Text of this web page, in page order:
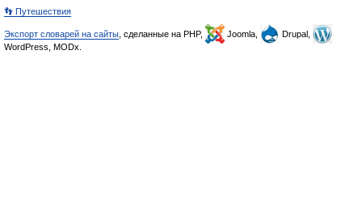
👣 Путешествия
Экспорт словарей на сайты , сделанные на PHP, Joomla,
Drupal,
WordPress, MODx.